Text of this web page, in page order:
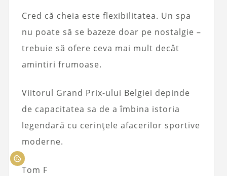
Cred că cheia este flexibilitatea. Un spa
nu poate să se bazeze doar pe nostalgie –
trebuie să ofere ceva mai mult decât
amintiri frumoase.
Viitorul Grand Prix-ului Belgiei depinde
de capacitatea sa de a îmbina istoria
legendară cu cerințele afacerilor sportive
moderne.
Tom F